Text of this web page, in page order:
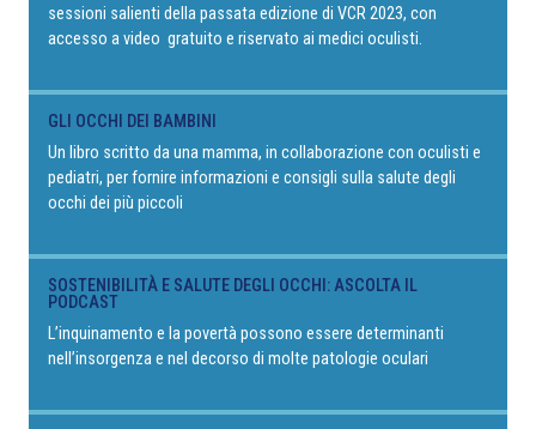
sessioni salienti della passata edizione di VCR 2023, con
accesso a video gratuito e riservato ai medici oculisti.
GLI OCCHI DEI BAMBINI
Un libro scritto da una mamma, in collaborazione con oculisti e
pediatri, per fornire informazioni e consigli sulla salute degli
occhi dei più piccoli
SOSTENIBILITÀ E SALUTE DEGLI OCCHI: ASCOLTA IL
PODCAST
L’inquinamento e la povertà possono essere determinanti
nell’insorgenza e nel decorso di molte patologie oculari